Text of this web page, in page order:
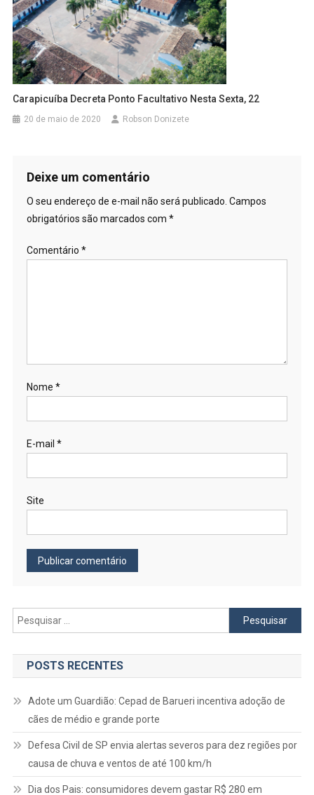
Carapicuíba Decreta Ponto Facultativo Nesta Sexta, 22
20 de maio de 2020 Robson Donizete
Deixe um comentário
O seu endereço de e-mail não será publicado. Campos
obrigatórios são marcados com *
Comentário *
Nome *
E-mail *
Site
Pesquisar
por:
POSTS RECENTES
Adote um Guardião: Cepad de Barueri incentiva adoção de
cães de médio e grande porte
Defesa Civil de SP envia alertas severos para dez regiões por
causa de chuva e ventos de até 100 km/h
Dia dos Pais: consumidores devem gastar R$ 280 em